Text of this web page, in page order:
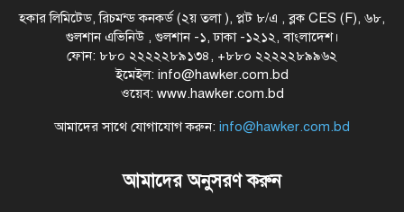
হকার লিমিটেড, রিচমন্ড কনকর্ড (২য় তলা ), প্লট ৮/এ , ব্লক CES (F), ৬৮,
গুলশান এভিনিউ , গুলশান -১, ঢাকা -১২১২, বাংলাদেশ।
ফোন: ৮৮০ ২২২২২৮৯১৩৪, +৮৮০ ২২২২২৮৯৯৬২
ইমেইল: info@hawker.com.bd
ওয়েব: www.hawker.com.bd
আমাদের সাথে যোগাযোগ করুন: info@hawker.com.bd
আমাদের অনুসরণ করুন